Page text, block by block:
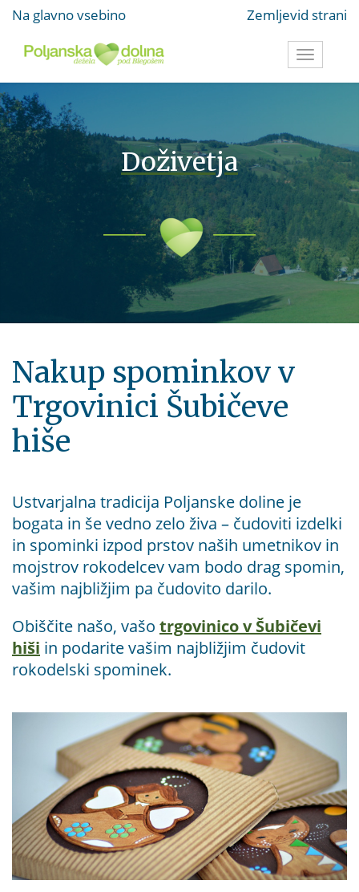
Na glavno vsebino Zemljevid strani
Toggle
Doživetja
Nakup spominkov v
Trgovinici Šubičeve
hiše
Ustvarjalna tradicija Poljanske doline je
bogata in še vedno zelo živa – čudoviti izdelki
in spominki izpod prstov naših umetnikov in
mojstrov rokodelcev vam bodo drag spomin,
vašim najbližjim pa čudovito darilo.
Obiščite našo, vašo trgovinico v Šubičevi
hiši in podarite vašim najbližjim čudovit
rokodelski spominek.